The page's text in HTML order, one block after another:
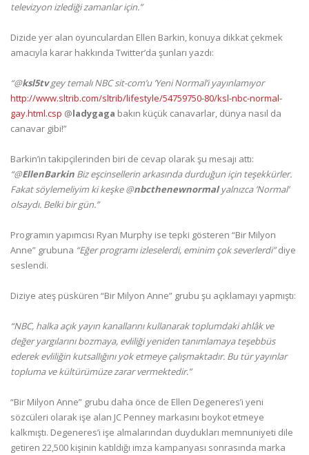
televizyon izlediği zamanlar için.”
Dizide yer alan oyunculardan Ellen Barkin, konuya dikkat çekmek
amacıyla karar hakkında Twitter’da şunları yazdı:
“@ksl5tvgey temalı NBC sit-com’u ’Yeni Normal’i yayınlamıyor
http://www.sltrib.com/sltrib/lifestyle/54759750-80/ksl-nbc-normal-
gay.html.csp @ladygaga bakın küçük canavarlar, dünya nasıl da
canavar gibi!”
Barkin’in takipçilerinden biri de cevap olarak şu mesajı attı:
“@EllenBarkin Biz eşcinsellerin arkasında durduğun için teşekkürler.
Fakat söylemeliyim ki keşke @nbcthenewnormalyalnızca ’Normal’
olsaydı. Belki bir gün.”
Programın yapımcısı Ryan Murphy ise tepki gösteren “Bir Milyon
Anne” grubuna “Eğer programı izleselerdi, eminim çok severlerdi”diye
seslendi.
Diziye ateş püsküren “Bir Milyon Anne” grubu şu açıklamayı yapmıştı:
“NBC, halka açık yayın kanallarını kullanarak toplumdaki ahlâk ve
değer yargılarını bozmaya, evliliği yeniden tanımlamaya teşebbüs
ederek evliliğin kutsallığını yok etmeye çalışmaktadır. Bu tür yayınlar
topluma ve kültürümüze zarar vermektedir.”
“Bir Milyon Anne” grubu daha önce de Ellen Degeneres’i yeni
sözcüleri olarak işe alan JC Penney markasını boykot etmeye
kalkmıştı. Degeneres’i işe almalarından duydukları memnuniyeti dile
getiren 22,500 kişinin katıldığı imza kampanyası sonrasında marka